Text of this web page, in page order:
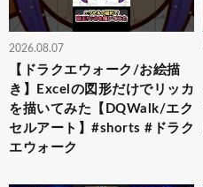
2026.08.07
【ドラクエウォーク/お絵描
き】Excelの図形だけでリッカ
を描いてみた【DQWalk/エク
セルアート】#shorts #ドラク
エウォーク